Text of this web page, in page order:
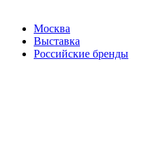
Москва
Выставка
Российские бренды